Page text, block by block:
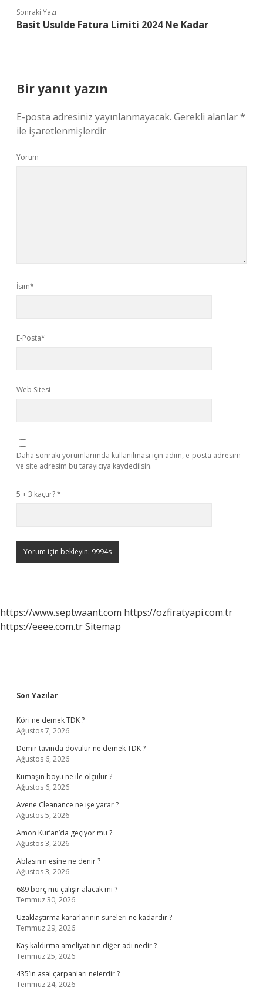
Sonraki Yazı
Basit Usulde Fatura Limiti 2024 Ne Kadar
Bir yanıt yazın
E-posta adresiniz yayınlanmayacak. Gerekli alanlar*
ile işaretlenmişlerdir
Yorum
İsim*
E-Posta*
Web Sitesi
Daha sonraki yorumlarımda kullanılması için adım, e-posta adresim
ve site adresim bu tarayıcıya kaydedilsin.
5 + 3 kaçtır?*
https://www.septwaant.com https://ozfiratyapi.com.tr
https://eeee.com.trSitemap
Sidebar
Son Yazılar
Köri ne demek TDK ?
Ağustos 7, 2026
Demir tavında dövülür ne demek TDK ?
Ağustos 6, 2026
Kumaşın boyu ne ile ölçülür ?
Ağustos 6, 2026
Avene Cleanance ne işe yarar ?
Ağustos 5, 2026
Amon Kur’an’da geçiyor mu ?
Ağustos 3, 2026
Ablasının eşine ne denir ?
Ağustos 3, 2026
689 borç mu çalişir alacak mı ?
Temmuz 30, 2026
Uzaklaştırma kararlarının süreleri ne kadardır ?
Temmuz 29, 2026
Kaş kaldırma ameliyatının diğer adı nedir ?
Temmuz 25, 2026
435’in asal çarpanları nelerdir ?
Temmuz 24, 2026